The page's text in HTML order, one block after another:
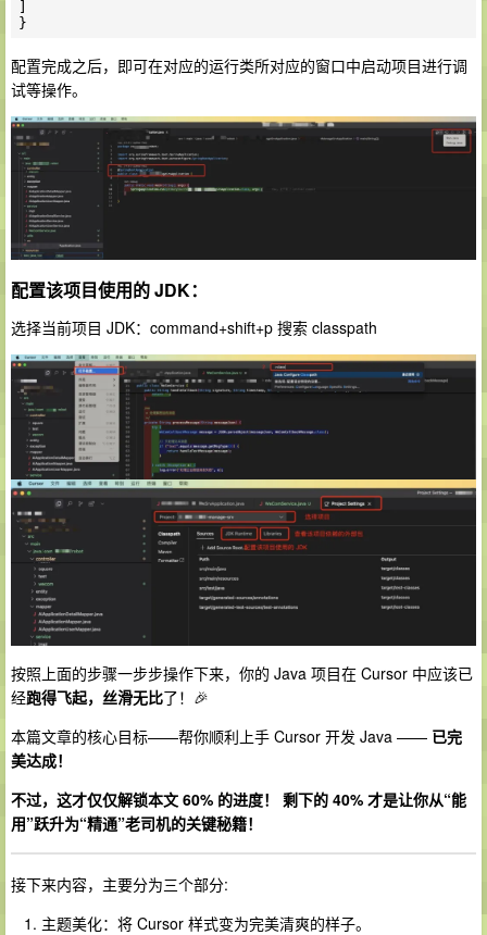
配置完成之后，即可在对应的运行类所对应的窗口中启动项目进行调
试等操作。
配置该项目使用的 JDK：
选择当前项目 JDK：command+shift+p 搜索 classpath
按照上面的步骤一步步操作下来，你的 Java 项目在 Cursor 中应该已
经跑得飞起，丝滑无比了！🎉
本篇文章的核心目标——帮你顺利上手 Cursor 开发 Java —— 已完
美达成！
不过，这才仅仅解锁本文 60% 的进度！ 剩下的 40% 才是让你从“能
用”跃升为“精通”老司机的关键秘籍！
接下来内容，主要分为三个部分:
主题美化：将 Cursor 样式变为完美清爽的样子。